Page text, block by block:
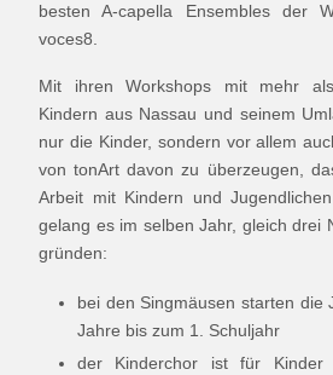
besten A-capella Ensembles der
voces8.
Mit ihren Workshops mit mehr
Kindern aus Nassau und seinem
nur die Kinder, sondern vor allem
von tonArt davon zu überzeugen,
Arbeit mit Kindern und
gelang es im selben Jahr, gleich drei
gründen:
bei den Singmäusen starten die
Jahre bis zum 1. Schuljahr
der Kinderchor ist für